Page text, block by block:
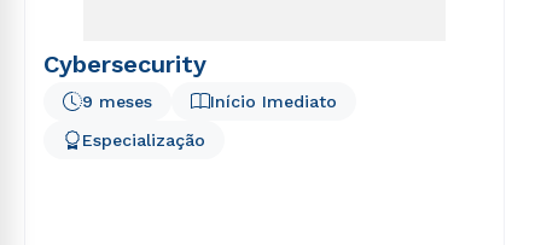
Cybersecurity
Início Imediato
9 meses
Especialização